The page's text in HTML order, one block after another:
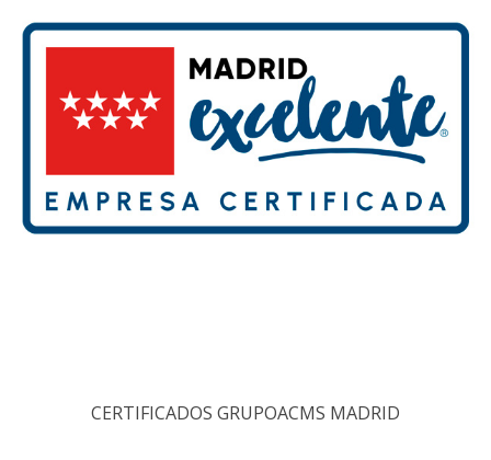
CERTIFICADOS GRUPOACMS MADRID